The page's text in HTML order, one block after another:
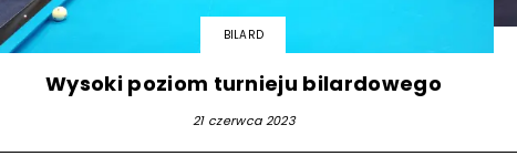
BILARD
Wysoki poziom turnieju bilardowego
21 czerwca 2023